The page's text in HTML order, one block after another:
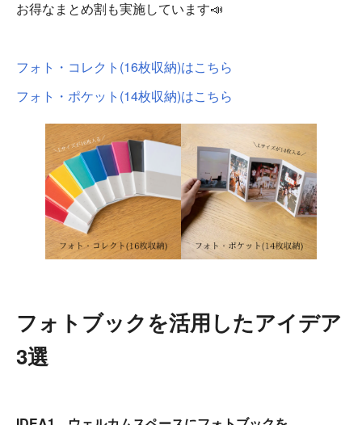
お得なまとめ割も実施しています📣
フォト・コレクト(16枚収納)はこちら
フォト・ポケット(14枚収納)はこちら
フォトブックを活用したアイデア
3選